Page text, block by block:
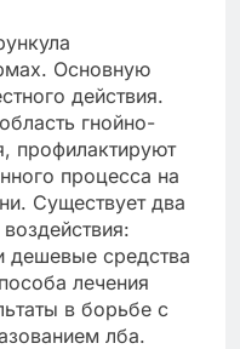
Основную
действия.
гнойно-
профилактируют
процесса на
Существует два
дешевые средства
лечения
в борьбе с
лба.